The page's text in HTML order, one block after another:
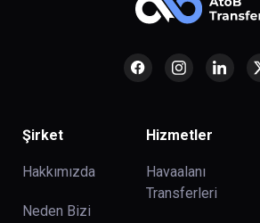
Şirket
Hakkımızda
Neden Bizi
Hizmetler
Havaalanı
Transferleri